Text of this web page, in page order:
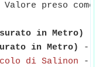
preso come
in Metro)
in Metro)
-
di Salinon -